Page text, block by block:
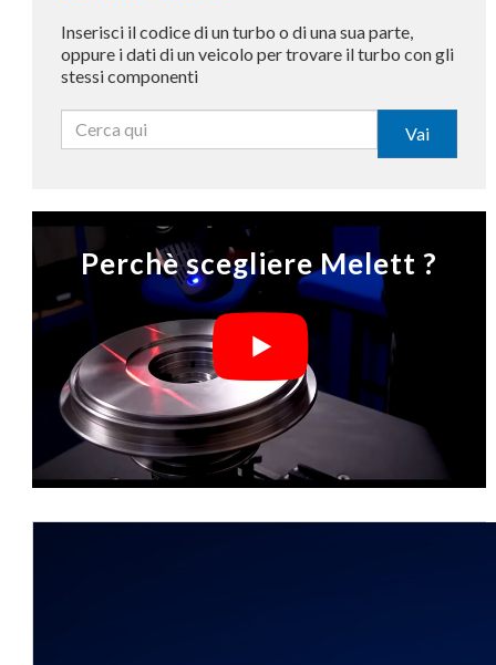
Inserisci il codice di un turbo o di una sua parte,
oppure i dati di un veicolo per trovare il turbo con gli
stessi componenti
Vai
Perchè scegliere Melett ?